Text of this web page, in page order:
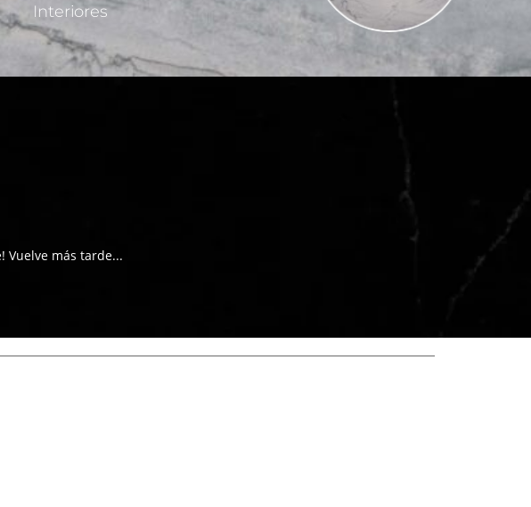
Interiores
Vuelve más tarde...